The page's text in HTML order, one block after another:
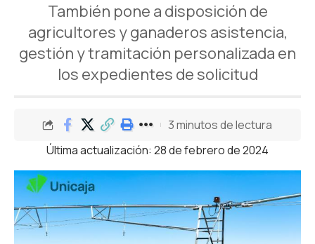
También pone a disposición de
agricultores y ganaderos asistencia,
gestión y tramitación personalizada en
los expedientes de solicitud
Última actualización: 28 de febrero de 2024
3 minutos de lectura